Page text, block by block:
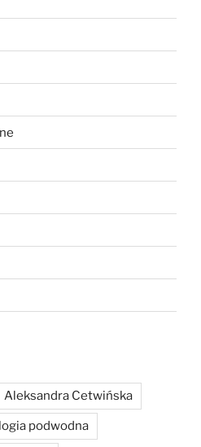
Aleksandra Cetwińska
podwodna